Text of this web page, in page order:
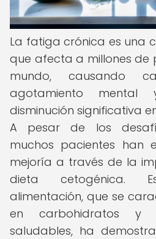
La fatiga crónica es una
que afecta a millones de
mundo, causando
agotamiento
disminución significativa
A pesar de los
muchos pacientes han
mejoría a través de la
dieta cetogénica.
alimentación, que se
en carbohidratos
saludables, ha